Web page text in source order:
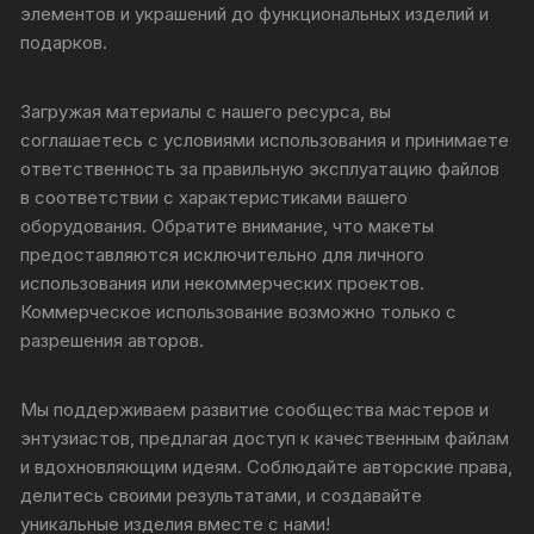
элементов и украшений до функциональных изделий и
подарков.
Загружая материалы с нашего ресурса, вы
соглашаетесь с условиями использования и принимаете
ответственность за правильную эксплуатацию файлов
в соответствии с характеристиками вашего
оборудования. Обратите внимание, что макеты
предоставляются исключительно для личного
использования или некоммерческих проектов.
Коммерческое использование возможно только с
разрешения авторов.
Мы поддерживаем развитие сообщества мастеров и
энтузиастов, предлагая доступ к качественным файлам
и вдохновляющим идеям. Соблюдайте авторские права,
делитесь своими результатами, и создавайте
уникальные изделия вместе с нами!